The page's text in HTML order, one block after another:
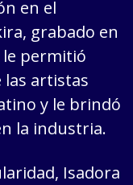
en el
grabado en
le permitió
las artistas
y le brindó
la industria.
Isadora